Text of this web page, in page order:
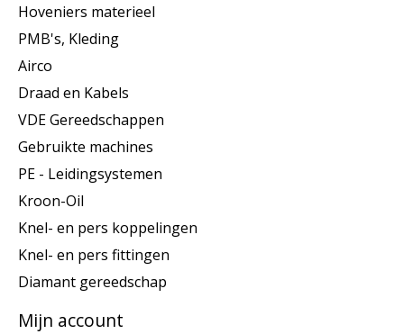
Hoveniers materieel
PMB's, Kleding
Airco
Draad en Kabels
VDE Gereedschappen
Gebruikte machines
PE - Leidingsystemen
Kroon-Oil
Knel- en pers koppelingen
Knel- en pers fittingen
Diamant gereedschap
Mijn account